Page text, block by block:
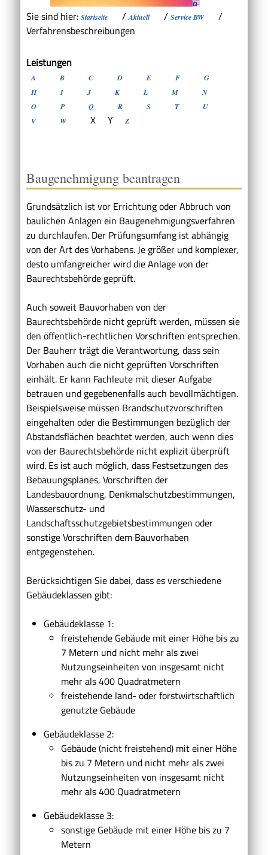
Sie sind hier: Startseite /Aktuell / Service BW
/
Verfahrensbeschreibungen
Leistungen
A B C D E F
G
H
I J K L M
N
O
P Q R S T
U
V
W X Y Z
Baugenehmigung beantragen
Grundsätzlich ist vor Errichtung oder Abbruch von
baulichen Anlagen ein Baugenehmigungsverfahren
zu durchlaufen. Der Prüfungsumfang ist abhängig
von der Art des Vorhabens. Je größer und komplexer,
desto umfangreicher wird die Anlage von der
Baurechtsbehörde geprüft.
Auch soweit Bauvorhaben von der
Baurechtsbehörde nicht geprüft werden, müssen sie
den öffentlich-rechtlichen Vorschriften entsprechen.
Der Bauherr trägt die Verantwortung, dass sein
Vorhaben auch die nicht geprüften Vorschriften
einhält. Er kann Fachleute mit dieser Aufgabe
betrauen und gegebenenfalls auch bevollmächtigen.
Beispielsweise müssen Brandschutzvorschriften
eingehalten oder die Bestimmungen bezüglich der
Abstandsflächen beachtet werden, auch wenn dies
von der Baurechtsbehörde nicht explizit überprüft
wird. Es ist auch möglich, dass Festsetzungen des
Bebauungsplanes, Vorschriften der
Landesbauordnung, Denkmalschutzbestimmungen,
Wasserschutz- und
Landschaftsschutzgebietsbestimmungen oder
sonstige Vorschriften dem Bauvorhaben
entgegenstehen.
Berücksichtigen Sie dabei, dass es verschiedene
Gebäudeklassen gibt:
Gebäudeklasse 1:
freistehende Gebäude mit einer Höhe bis zu
7 Metern und nicht mehr als zwei
Nutzungseinheiten von insgesamt nicht
mehr als 400 Quadratmetern
freistehende land- oder forstwirtschaftlich
genutzte Gebäude
Gebäudeklasse 2:
Gebäude (nicht freistehend) mit einer Höhe
bis zu 7 Metern und nicht mehr als zwei
Nutzungseinheiten von insgesamt nicht
mehr als 400 Quadratmetern
Gebäudeklasse 3:
sonstige Gebäude mit einer Höhe bis zu 7
Metern